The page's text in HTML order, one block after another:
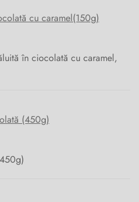
cu caramel(150g)
în ciocolată cu caramel,
(450g)